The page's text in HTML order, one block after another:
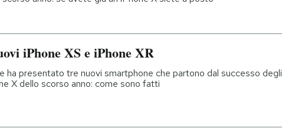
iPhone XS e iPhone XR
ha presentato tre nuovi smartphone che partono dal successo degli
X dello scorso anno: come sono fatti